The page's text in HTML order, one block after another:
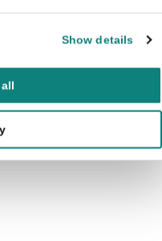
Show details
met kleurrijke en
zijn voor jonge
Bestel vandaag nog
van de spannende
Wars